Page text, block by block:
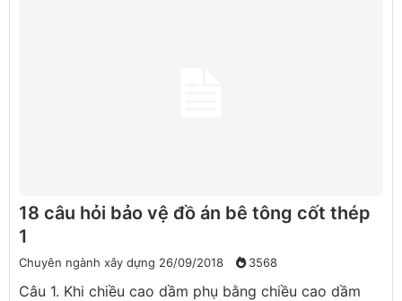
18 câu hỏi bảo vệ đồ án bê tông cốt thép
1
Chuyên ngành xây dựng 26/09/2018 3568
Câu 1. Khi chiều cao dầm phụ bằng chiều cao dầm